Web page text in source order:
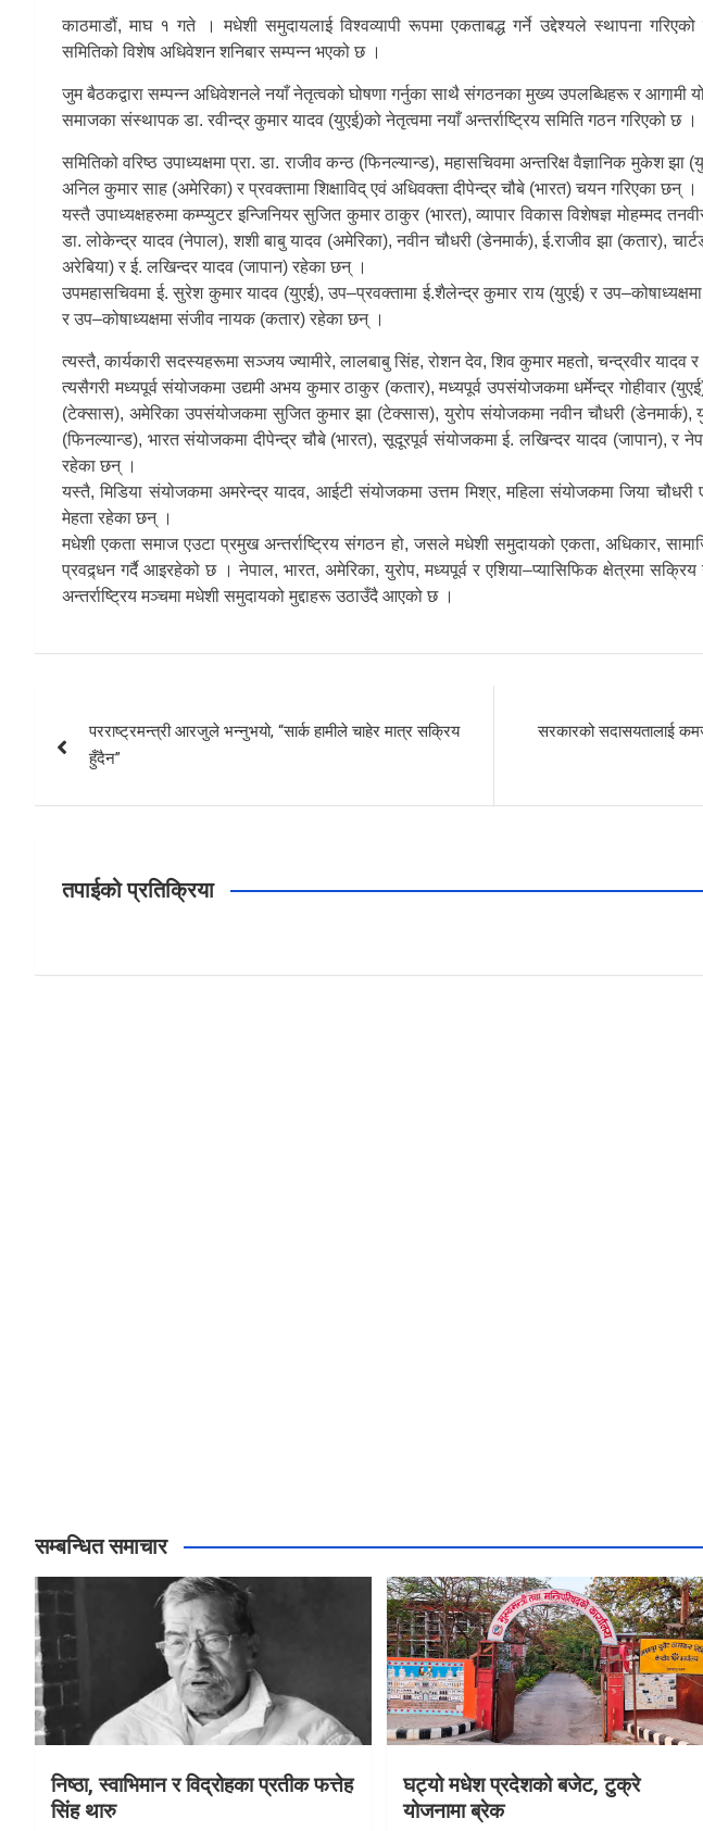
काठमाडौं, माघ १ गते । मधेशी समुदायलाई विश्वव्यापी रूपमा एकताबद्ध गर्ने उद्देश्यले स्थापना गरिएको
समितिको विशेष अधिवेशन शनिबार सम्पन्न भएको छ ।
जुम बैठकद्वारा सम्पन्न अधिवेशनले नयाँ नेतृत्वको घोषणा गर्नुका साथै संगठनका मुख्य उपलब्धिहरू र आगामी
समाजका संस्थापक डा. रवीन्द्र कुमार यादव (युएई)को नेतृत्वमा नयाँ अन्तर्राष्ट्रिय समिति गठन गरिएको छ ।
समितिको वरिष्ठ उपाध्यक्षमा प्रा. डा. राजीव कन्ठ (फिनल्यान्ड), महासचिवमा अन्तरिक्ष वैज्ञानिक मुकेश झा
अनिल कुमार साह (अमेरिका) र प्रवक्तामा शिक्षाविद् एवं अधिवक्ता दीपेन्द्र चौबे (भारत) चयन गरिएका छन् ।
यस्तै उपाध्यक्षहरुमा कम्प्युटर इन्जिनियर सुजित कुमार ठाकुर (भारत), व्यापार विकास विशेषज्ञ मोहम्मद
डा. लोकेन्द्र यादव (नेपाल), शशी बाबु यादव (अमेरिका), नवीन चौधरी (डेनमार्क), ई.राजीव झा (कतार),
अरेबिया) र ई. लखिन्दर यादव (जापान) रहेका छन् ।
उपमहासचिवमा ई. सुरेश कुमार यादव (युएई), उप–प्रवक्तामा ई.शैलेन्द्र कुमार राय (युएई) र
र उप–कोषाध्यक्षमा संजीव नायक (कतार) रहेका छन् ।
त्यस्तै, कार्यकारी सदस्यहरूमा सञ्जय ज्यामीरे, लालबाबु सिंह, रोशन देव, शिव कुमार महतो, चन्द्रवीर
त्यसैगरी मध्यपूर्व संयोजकमा उद्यमी अभय कुमार ठाकुर (कतार), मध्यपूर्व उपसंयोजकमा धर्मेन्द्र गोहीवार
(टेक्सास), अमेरिका उपसंयोजकमा सुजित कुमार झा (टेक्सास), युरोप संयोजकमा नवीन चौधरी (डेनमार्क),
(फिनल्यान्ड), भारत संयोजकमा दीपेन्द्र चौबे (भारत), सूदूरपूर्व संयोजकमा ई. लखिन्दर यादव (जापान), र
रहेका छन् ।
यस्तै, मिडिया संयोजकमा अमरेन्द्र यादव, आईटी संयोजकमा उत्तम मिश्र, महिला संयोजकमा जिया
मेहता रहेका छन् ।
मधेशी एकता समाज एउटा प्रमुख अन्तर्राष्ट्रिय संगठन हो, जसले मधेशी समुदायको एकता, अधिकार,
प्रवद्र्धन गर्दै आइरहेको छ । नेपाल, भारत, अमेरिका, युरोप, मध्यपूर्व र एशिया–प्यासिफिक क्षेत्रमा
अन्तर्राष्ट्रिय मञ्चमा मधेशी समुदायको मुद्दाहरू उठाउँदै आएको छ ।
navigation
परराष्ट्रमन्त्री आरजुले भन्नुभयो, “सार्क हामीले चाहेर मात्र सक्रिय
हुँदैन”
सरकारको सदासयतालाई
तपाईको प्रतिक्रिया
सम्बन्धित समाचार
निष्ठा, स्वाभिमान र विद्रोहका प्रतीक फत्तेह
सिंह थारु
घट्यो मधेश प्रदेशको बजेट, टुक्रे
योजनामा ब्रेक